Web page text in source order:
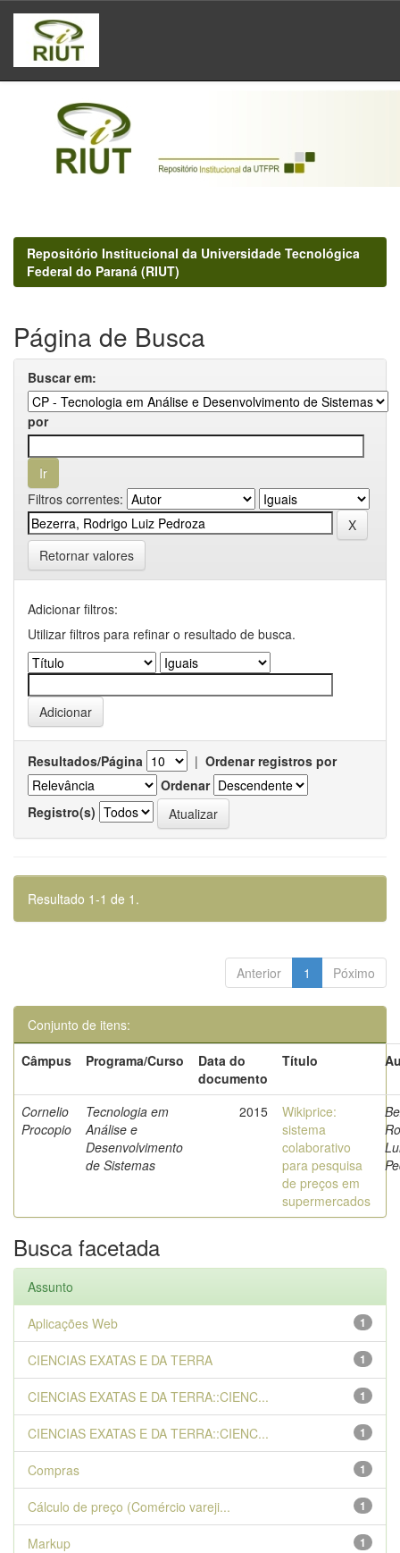
Skip
navigation
Repositório Institucional da Universidade Tecnológica
Federal do Paraná (RIUT)
Página de Busca
Buscar em:
por
Filtros correntes:
Retornar valores
Adicionar filtros:
Utilizar filtros para refinar o resultado de busca.
Resultados/Página | Ordenar registros por
Ordenar
Registro(s)
Resultado 1-1 de 1.
Anterior 1 Póximo
Conjunto de itens:
Câmpus
Programa/Curso
Data do
documento
Título
Cornelio
Procopio
Tecnologia em
Análise e
Desenvolvimento
de Sistemas
2015
Wikiprice:
sistema
colaborativo
para pesquisa
de preços em
supermercados
Busca facetada
Assunto
1
Aplicações Web
1
CIENCIAS EXATAS E DA TERRA
1
CIENCIAS EXATAS E DA TERRA::CIENC...
1
CIENCIAS EXATAS E DA TERRA::CIENC...
1
Compras
1
Cálculo de preço (Comércio vareji...
1
Markup